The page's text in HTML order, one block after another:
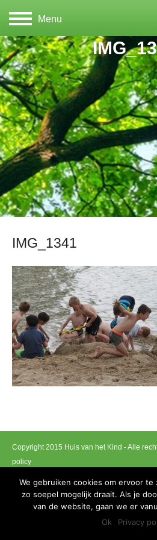
Menu
IMG_1341
Copyright 2015 Huis van het Kind - Alle
policy
We gebruiken cookies om ervoor
zo soepel mogelijk draait. Als je
van de website, gaan we er
Ok
Privacy